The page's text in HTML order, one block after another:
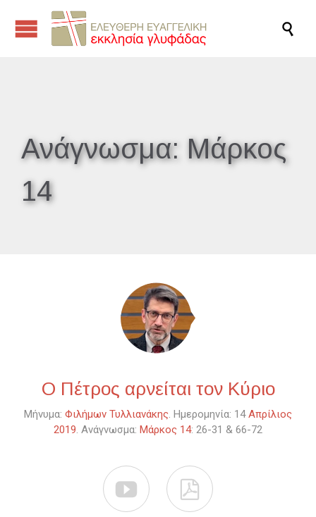

Ανάγνωσμα: Μάρκος
14
Ο Πέτρος αρνείται τον Κύριο
Μήνυμα: Φιλήμων Τυλλιανάκης. Ημερομηνία: 14Απρίλιος
2019. Ανάγνωσμα: Μάρκος 14: 26-31 & 66-72
 